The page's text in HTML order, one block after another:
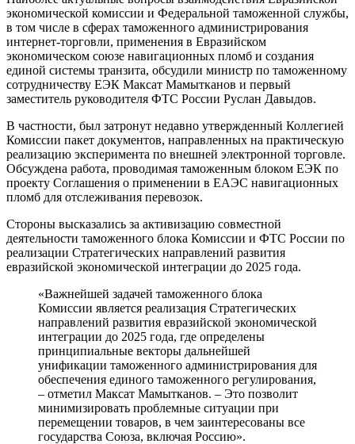
экономической комиссии и Федеральной таможенной службы,
в том числе в сферах таможенного администрирования
интернет-торговли, применения в Евразийском
экономическом союзе навигационных пломб и создания
единой системы транзита, обсудили министр по таможенному
сотрудничеству ЕЭК Максат Мамытканов и первый
заместитель руководителя ФТС России Руслан Давыдов.
В частности, был затронут недавно утвержденный Коллегией
Комиссии пакет документов, направленных на практическую
реализацию эксперимента по внешней электронной торговле.
Обсуждена работа, проводимая таможенным блоком ЕЭК по
проекту Соглашения о применении в ЕАЭС навигационных
пломб для отслеживания перевозок.
Стороны высказались за активизацию совместной
деятельности таможенного блока Комиссии и ФТС России по
реализации Стратегических направлений развития
евразийской экономической интеграции до 2025 года.
«Важнейшей задачей таможенного блока
Комиссии является реализация Стратегических
направлений развития евразийской экономической
интеграции до 2025 года, где определены
принципиальные векторы дальнейшей
унификации таможенного администрирования для
обеспечения единого таможенного регулирования,
– отметил Максат Мамытканов. – Это позволит
минимизировать проблемные ситуации при
перемещении товаров, в чем заинтересованы все
государства Союза, включая Россию».